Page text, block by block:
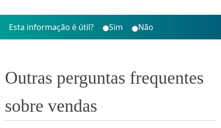
Esta informação é útil? Sim Não
Outras perguntas frequentes
sobre vendas